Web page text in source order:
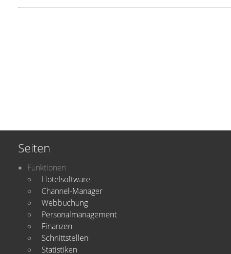
Seiten
Funktionen
Hotelsoftware
Channel-Manager
Webbuchung
Personalmanagement
Finanzen
Schnittstellen
Statistiken